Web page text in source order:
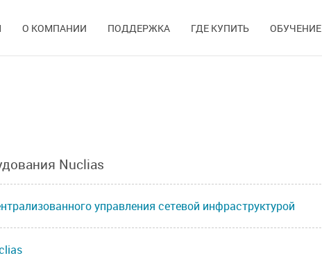
О КОМПАНИИ ПОДДЕРЖКА ГДЕ КУПИТЬ ОБУЧЕНИЕ
Nuclias
управления сетевой инфраструктурой